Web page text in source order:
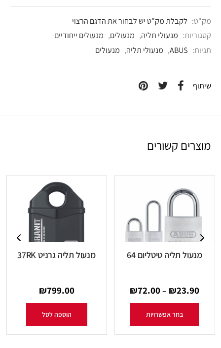
מק"ט: לקבלת מק"ט יש לבחור את הדגם הרצוי
קטגוריות: מנעולי תליה, מנעולים, מנעולים ייחודיים
תגיות: ABUS
, מנעולי תליה, מנעולים
שיתוף
מוצרים קשורים
מנעול תליה טיטליום 64
₪23.90
–
₪72.00
בחר אפשרויות
מנעול תליה גרניט 37RK
₪799.00
הוספה לסל